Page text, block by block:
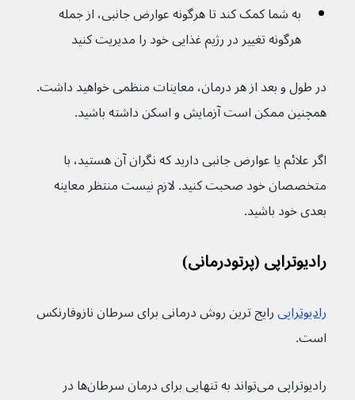
به شما کمک کند تا هرگونه عوارض جانبی، از جمله
هرگونه تغییر در رژیم غذایی خود را مدیریت کنید
در طول و بعد از هر درمان، معاینات منظمی خواهید داشت.
همچنین ممکن است آزمایش و اسکن داشته باشید.
اگر علائم یا عوارض جانبی دارید که نگران آن هستید، با
متخصصان خود صحبت کنید. لازم نیست منتظر معاینه
بعدی خود باشید.
رادیوتراپی (پرتودرمانی)
رادیوتراپیرایج ترین روش درمانی برای سرطان نازوفارنکس
است.
رادیوتراپی می‌تواند به تنهایی برای درمان سرطان‌ها در